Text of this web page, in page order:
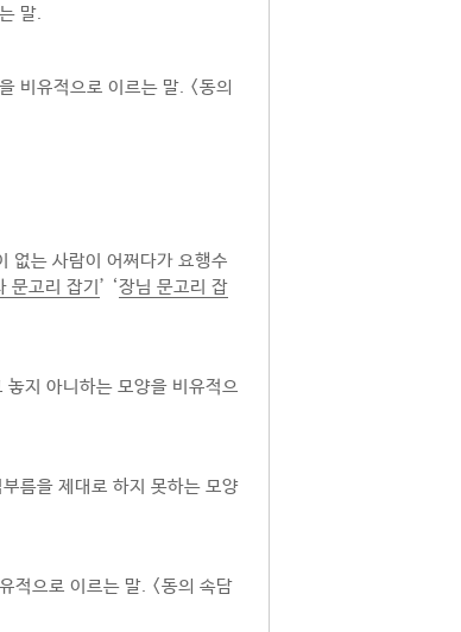
말.
비유적으로 이르는 말. <동의
없는 사람이 어쩌다가 요행수
문고리 잡기 ’ ‘장님 문고리 잡
지 아니하는 모양을 비유적으
름을 제대로 하지 못하는 모양
적으로 이르는 말. <동의 속담